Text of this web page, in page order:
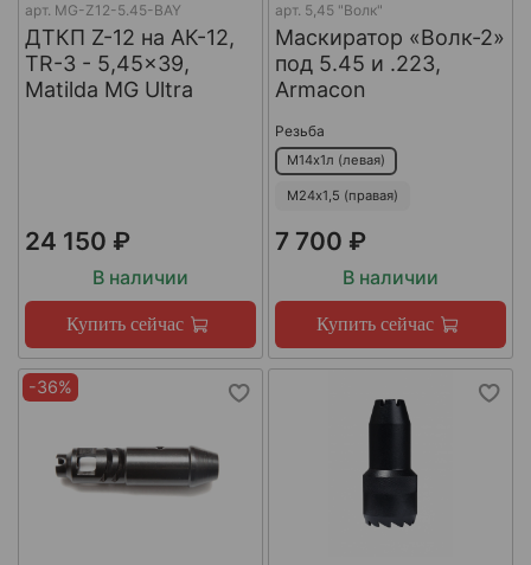
арт. MG-Z12-5.45-BAY
ДТКП Z-12 на АК-12,
TR-3 - 5,45x39,
Matilda MG Ultra
24 150 ₽
В наличии
Купить сейчас
арт. 5,45 "Волк"
Маскиратор «Волк-2»
под 5.45 и .223,
Armacon
Резьба
М14х1л (левая)
М24х1,5 (правая)
7 700 ₽
В наличии
Купить сейчас
-36%